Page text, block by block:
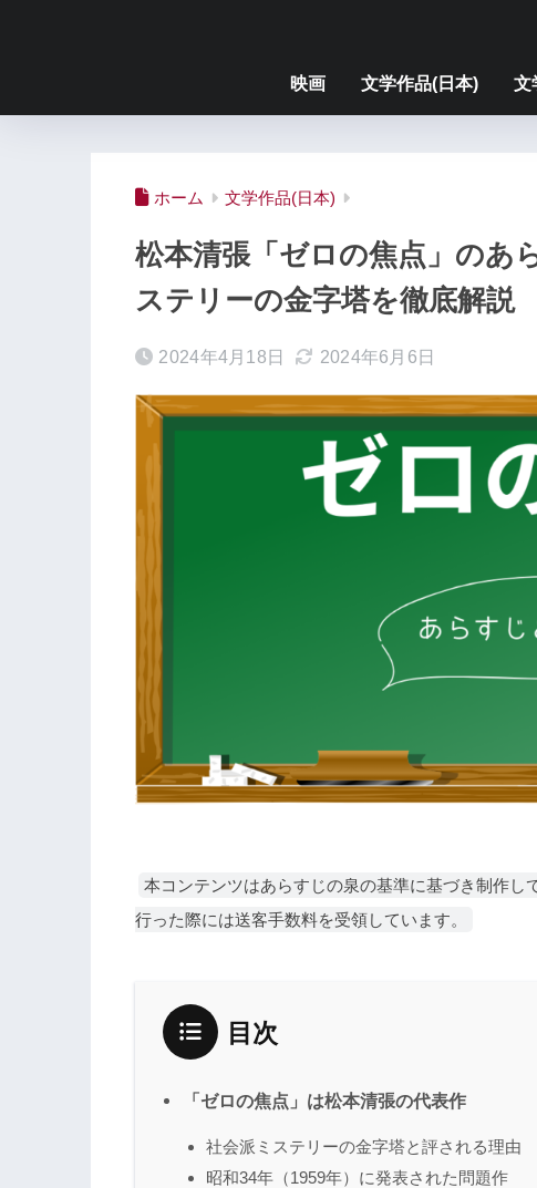
映画 文学作品(日本) 文
ホーム 文学作品(日本)
松本清張「ゼロの焦点」のあ
ステリーの金字塔を徹底解説
2024年4月18日 2024年6月6日
本コンテンツはあらすじの泉の基準に基づき制作
行った際には送客手数料を受領しています。
目次
「ゼロの焦点」は松本清張の代表作
社会派ミステリーの金字塔と評される理由
昭和34年（1959年）に発表された問題作